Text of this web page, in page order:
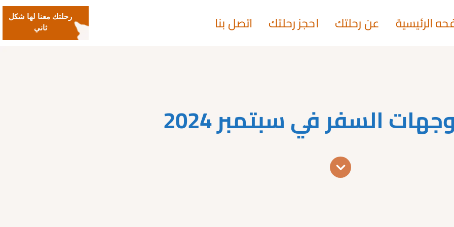
الرئيسية عن رحلتك احجز رحلتك اتصل بنا
رحلتك معنا لها شكل
ثاني
السفر في سبتمبر 2024